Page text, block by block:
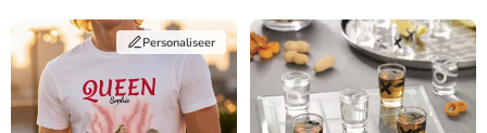
Personaliseer